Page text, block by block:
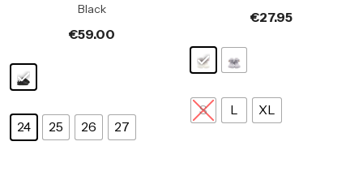
Black
€59.00
24 25 26 27
€27.95
S L XL